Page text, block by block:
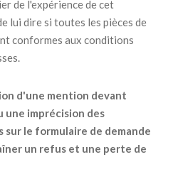
de l'expérience de cet
lui dire si toutes les pièces de
conformes aux conditions
d'une mention devant
une imprécision des
sur le formulaire de demande
un refus et une perte de